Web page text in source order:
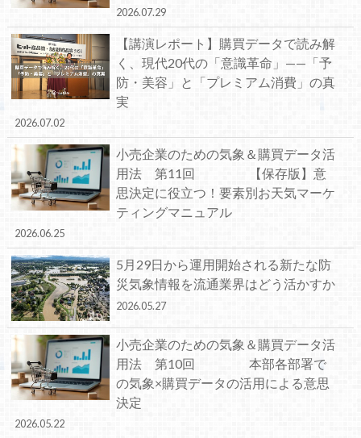
2026.07.29
【講演レポート】購買データで読み解
く、現代20代の「意識革命」——「予
防・美容」と「プレミアム消費」の真
実
2026.07.02
小売企業のための気象＆購買データ活
用法 第11回 【保存版】意
思決定に役立つ！要素別お天気マーケ
ティングマニュアル
2026.06.25
5月29日から運用開始される新たな防
災気象情報を流通業界はどう活かすか
2026.05.27
小売企業のための気象＆購買データ活
用法 第10回 本部各部署で
の気象×購買データの活用による意思
決定
2026.05.22